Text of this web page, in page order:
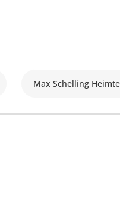
Max Schelling